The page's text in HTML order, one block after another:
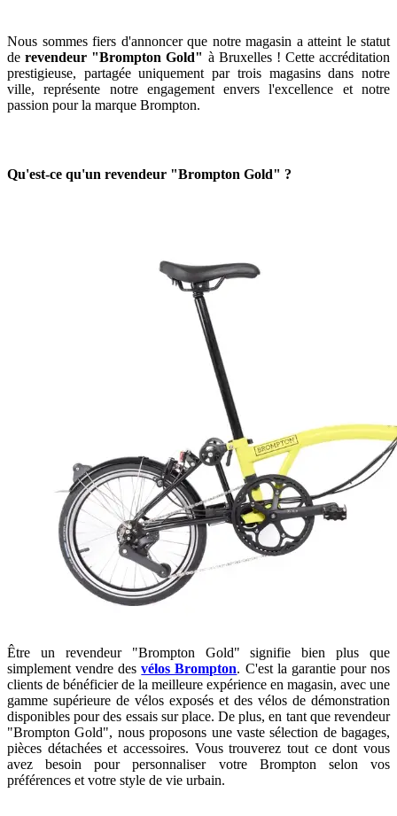
Nous sommes fiers d'annoncer que notre magasin a atteint le statut
derevendeur "Brompton Gold" à Bruxelles ! Cette accréditation
prestigieuse, partagée uniquement par trois magasins dans notre
ville, représente notre engagement envers l'excellence et notre
passion pour la marque Brompton.
Qu'est-ce qu'un revendeur "Brompton Gold" ?
Être un revendeur "Brompton Gold" signifie bien plus que
simplement vendre desvélos Brompton. C'est la garantie pour nos
clients de bénéficier de la meilleure expérience en magasin, avec une
gamme supérieure de vélos exposés et des vélos de démonstration
disponibles pour des essais sur place. De plus, en tant que revendeur
"Brompton Gold", nous proposons une vaste sélection de bagages,
pièces détachées et accessoires. Vous trouverez tout ce dont vous
avez besoin pour personnaliser votre Brompton selon vos
préférences et votre style de vie urbain.